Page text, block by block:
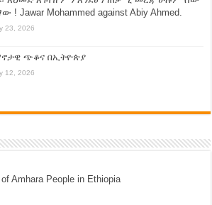
! Jawar Mohammed against Abiy Ahmed.
23, 2026
ጭቆና በኢትዮጵያ
12, 2026
Amhara People in Ethiopia